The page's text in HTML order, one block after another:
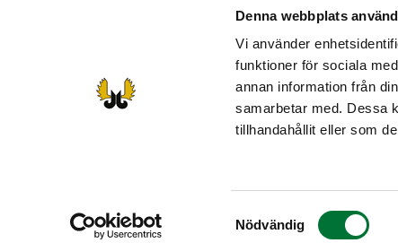
Denna webbplats
Vi använder
funktioner för sociala
annan information från
samarbetar med. Dessa
tillhandahållit eller som
Samtyckesval
Nödvändig
Tillgänglighetsutlåtande Dataskyddbeskrivninger